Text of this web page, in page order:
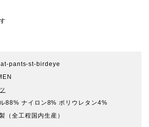
pants-st-birdeye
88% ナイロン8% ポリウレタン4%
（全工程国内生産）